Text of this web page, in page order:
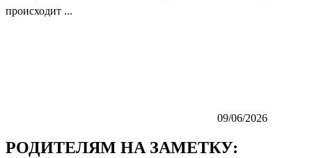
происходит ...
09/06/2026
РОДИТЕЛЯМ НА ЗАМЕТКУ: